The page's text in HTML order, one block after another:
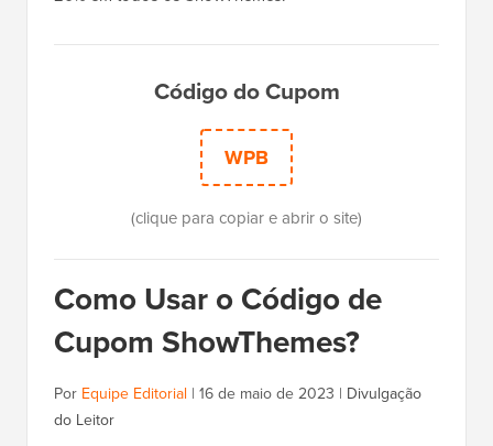
Código do Cupom
WPB
(clique para copiar e abrir o site)
Como Usar o Código de
Cupom ShowThemes?
Por Equipe Editorial | 16 de maio de 2023 | Divulgação
do Leitor